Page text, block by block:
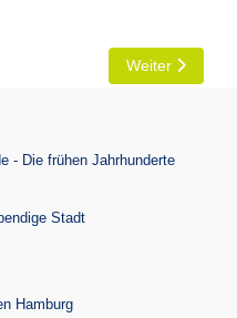
happy time guide Hamburg
Nächster
Weiter
- Die frühen Jahrhunderte
Stadt
Hamburg